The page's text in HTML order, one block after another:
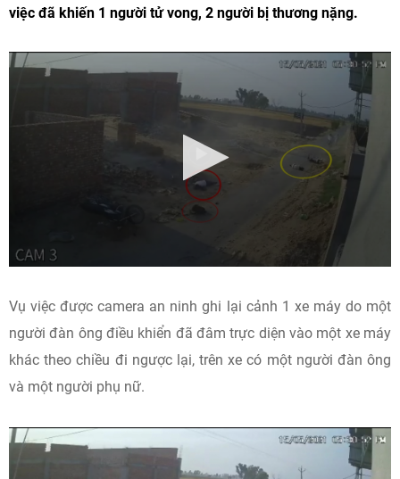
việc đã khiến 1 người tử vong, 2 người bị thương nặng.
Vụ việc được camera an ninh ghi lại cảnh 1 xe máy do một
người đàn ông điều khiển đã đâm trực diện vào một xe máy
khác theo chiều đi ngược lại, trên xe có một người đàn ông
và một người phụ nữ.